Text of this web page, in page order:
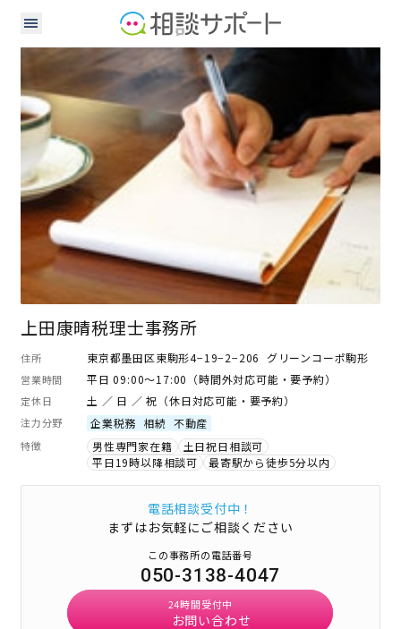
上田康晴税理士事務所
住所 東京都墨田区東駒形4−19−2−206 グリーンコーポ駒形
営業時間 平日 09:00～17:00（時間外対応可能・要予約）
定休日 土 ／ 日 ／ 祝（休日対応可能・要予約）
注力分野 企業税務 相続 不動産
特徴 男性専門家在籍
土日祝日相談可
平日19時以降相談可
最寄駅から徒歩5分以内
電話相談受付中！
まずはお気軽にご相談ください
この事務所の電話番号
050-3138-4047
24時間受付中
お問い合わせ